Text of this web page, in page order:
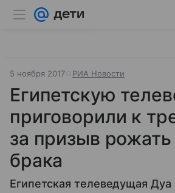
5 ноября 2017 РИА Новости
Египетскую
приговорили к
за призыв рожать
брака
Египетская телеведущая Дуа